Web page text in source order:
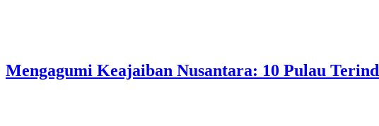
Mengagumi Keajaiban Nusantara: 10 Pulau